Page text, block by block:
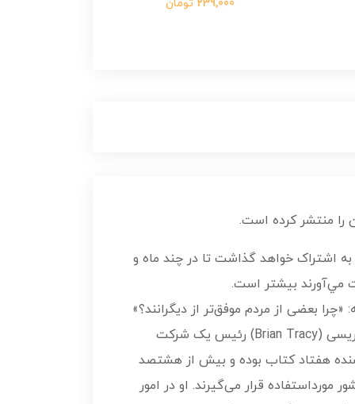
239,000 تومان
منتشر کرده است.
اشتراک خواهد گذاشت تا در چند ماه و
مي‌آورند بيشتر است.
بعضی از مردم موفق‌تر از دیگرانند؟»
اساس موفقیت بر واژه‌هایی نیست که شما می‌گویید، واژه‌هایی مانند: ای کاش، امیدوارم، قصد دارم و ...برایان تریسی (Brian Tracy) رئیس یک شرکت
هفتاد کتاب بوده و بیش از هشتصد
قرار می‌گیرند. او در امور